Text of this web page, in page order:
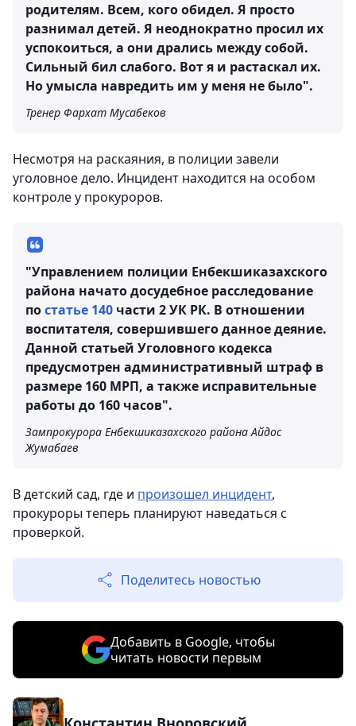
родителям. Всем, кого обидел. Я просто
разнимал детей. Я неоднократно просил их
успокоиться, а они дрались между собой.
Сильный бил слабого. Вот я и растаскал их.
Но умысла навредить им у меня не было".
Тренер Фархат Мусабеков
Несмотря на раскаяния, в полиции завели
уголовное дело. Инцидент находится на особом
контроле у прокуроров.
"Управлением полиции Енбекшиказахского
района начато досудебное расследование
постатье 140 части 2 УК РК. В отношении
воспитателя, совершившего данное деяние.
Данной статьей Уголовного кодекса
предусмотрен административный штраф в
размере 160 МРП, а также исправительные
работы до 160 часов".
Зампрокурора Енбекшиказахского района Айдос
Жумабаев
В детский сад, где и произошел инцидент,
прокуроры теперь планируют наведаться с
проверкой.
Поделитесь новостью
Добавить в Google, чтобы
читать новости первым